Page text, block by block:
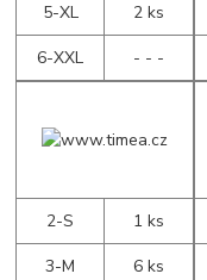
5-XL
2 ks
6-XXL
- - -
2-S
1 ks
3-M
6 ks